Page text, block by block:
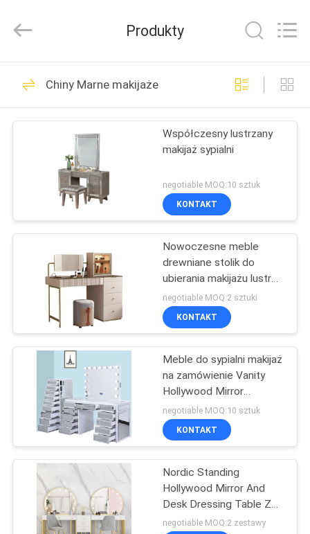
DOM
PRODUKTY
POKAZ
VR
WYCIECZKA
FABRYCE
SKONTAKTUJ
SIĘ
NAMI
Furniture
Rights
Meble do salonu
61
Meble do jadalni
21
Marne makijaże
Produkty
Chiny Marne makijaże
Współczesny lustrzany
makijaż sypialni
negotiable MOQ:10 sztuk
KONTAKT
Nowoczesne meble
drewniane stolik do
ubierania makijażu lustro
z szufladami
negotiable MOQ:2 sztuki
KONTAKT
Meble do sypialni makijaż
na zamówienie Vanity
Hollywood Mirror
Dressing Table
negotiable MOQ:10 sztuk
KONTAKT
Nordic Standing
Hollywood Mirror And
Desk Dressing Table Z
Skaretkami
negotiable MOQ:2 zestawy